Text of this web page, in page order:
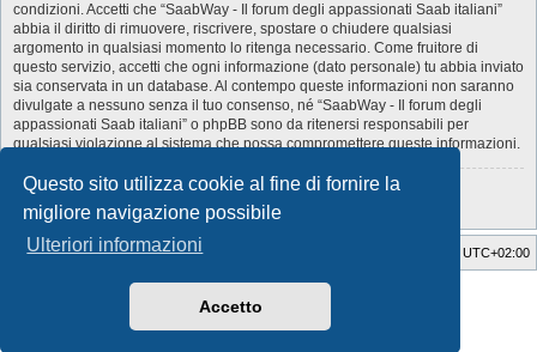
Questo sito utilizza cookie al fine di fornire la
migliore navigazione possibile
Ulteriori informazioni
Accetto
condizioni. Accetti che “SaabWay - Il forum degli appassionati Saab italiani”
abbia il diritto di rimuovere, riscrivere, spostare o chiudere qualsiasi
argomento in qualsiasi momento lo ritenga necessario. Come fruitore di
questo servizio, accetti che ogni informazione (dato personale) tu abbia inviato
sia conservata in un database. Al contempo queste informazioni non saranno
divulgate a nessuno senza il tuo consenso, né “SaabWay - Il forum degli
appassionati Saab italiani” o phpBB sono da ritenersi responsabili per
qualsiasi violazione al sistema che possa compromettere queste informazioni.
Torna alla pagina precedente
SaabWay Club Indice UTC+02:00
GTA game
phpBB® Forum Software © phpBB Limited
phpBB-Italia.it